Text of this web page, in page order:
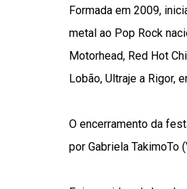
Formada em 2009,
metal ao Pop Rock
Motorhead, Red Hot
Lobão, Ultraje a Rigor,
O encerramento da
por Gabriela TakimoTo